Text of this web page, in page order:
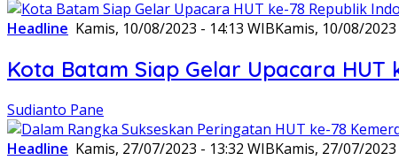
Headline Kamis, 10/08/2023 - 14:13 WIBKamis, 10/08/
Kota Batam Siap Gelar Upacara HUT
Sudianto Pane
Headline Kamis, 27/07/2023 - 13:32 WIBKamis, 27/07/